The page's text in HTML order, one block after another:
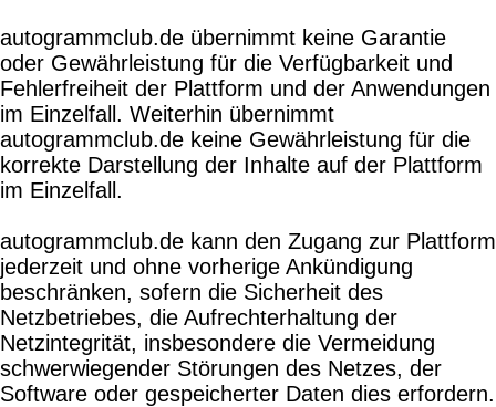
autogrammclub.de übernimmt keine Garantie
oder Gewährleistung für die Verfügbarkeit und
Fehlerfreiheit der Plattform und der Anwendungen
im Einzelfall. Weiterhin übernimmt
autogrammclub.de keine Gewährleistung für die
korrekte Darstellung der Inhalte auf der Plattform
im Einzelfall.
autogrammclub.de kann den Zugang zur Plattform
jederzeit und ohne vorherige Ankündigung
beschränken, sofern die Sicherheit des
Netzbetriebes, die Aufrechterhaltung der
Netzintegrität, insbesondere die Vermeidung
schwerwiegender Störungen des Netzes, der
Software oder gespeicherter Daten dies erfordern.